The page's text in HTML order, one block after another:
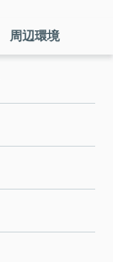
周辺環境